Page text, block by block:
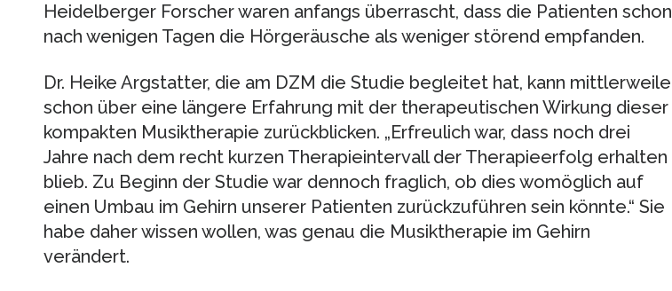
Heidelberger Forscher waren anfangs überrascht, dass die Patienten schon
nach wenigen Tagen die Hörgeräusche als weniger störend empfanden.
Dr. Heike Argstatter, die am DZM die Studie begleitet hat, kann mittlerweile
schon über eine längere Erfahrung mit der therapeutischen Wirkung dieser
kompakten Musiktherapie zurückblicken. „Erfreulich war, dass noch drei
Jahre nach dem recht kurzen Therapieintervall der Therapieerfolg erhalten
blieb. Zu Beginn der Studie war dennoch fraglich, ob dies womöglich auf
einen Umbau im Gehirn unserer Patienten zurückzuführen sein könnte.“ Sie
habe daher wissen wollen, was genau die Musiktherapie im Gehirn
verändert.